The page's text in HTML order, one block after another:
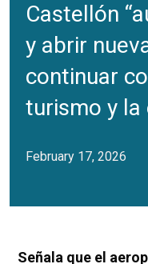
Castellón
y abrir
continuar
turismo y la
February 17, 2026
Señala que el